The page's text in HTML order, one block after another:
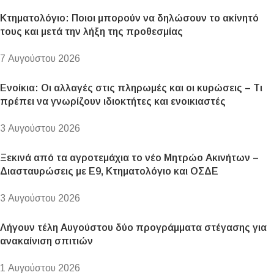
Κτηματολόγιο: Ποιοι μπορούν να δηλώσουν το ακίνητό
τους και μετά την λήξη της προθεσμίας
7 Αυγούστου 2026
Ενοίκια: Οι αλλαγές στις πληρωμές και οι κυρώσεις – Τι
πρέπει να γνωρίζουν ιδιοκτήτες και ενοικιαστές
3 Αυγούστου 2026
Ξεκινά από τα αγροτεμάχια το νέο Μητρώο Ακινήτων –
Διασταυρώσεις με Ε9, Κτηματολόγιο και ΟΣΔΕ
3 Αυγούστου 2026
Λήγουν τέλη Αυγούστου δύο προγράμματα στέγασης για
ανακαίνιση σπιτιών
1 Αυγούστου 2026